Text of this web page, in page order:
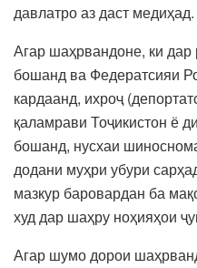
давлатро аз даст медиҳад.
Агар шаҳрвандоне, ки дар
бошанд ва Федератсияи
кардаанд, ихроҷ
қаламрави Тоҷикистон ё
бошанд, нусхаи
додани муҳри убури
мазкур баровардан ба
худ дар шаҳру ноҳияҳои
Агар шумо дорои